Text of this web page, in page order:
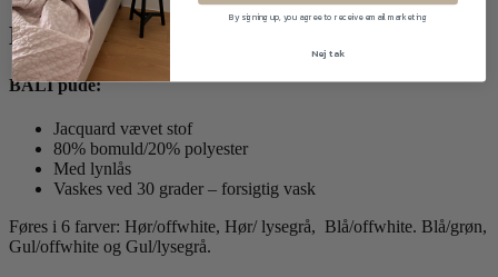
Beskrivelse
BALI pude:
Jacquard vævet stof
80% bomuld/20% polyester
Med lynlås
Vaskes ved 30 grader – forsigtig vask
Føres i 6 farver: Hør/offwhite, Hør/ lysegrå, Blå/offwhite. Blå/grøn,
Gul/offwhite og Gul/lysegrå.
By signing up, you agree to receive email marketing
Nej tak